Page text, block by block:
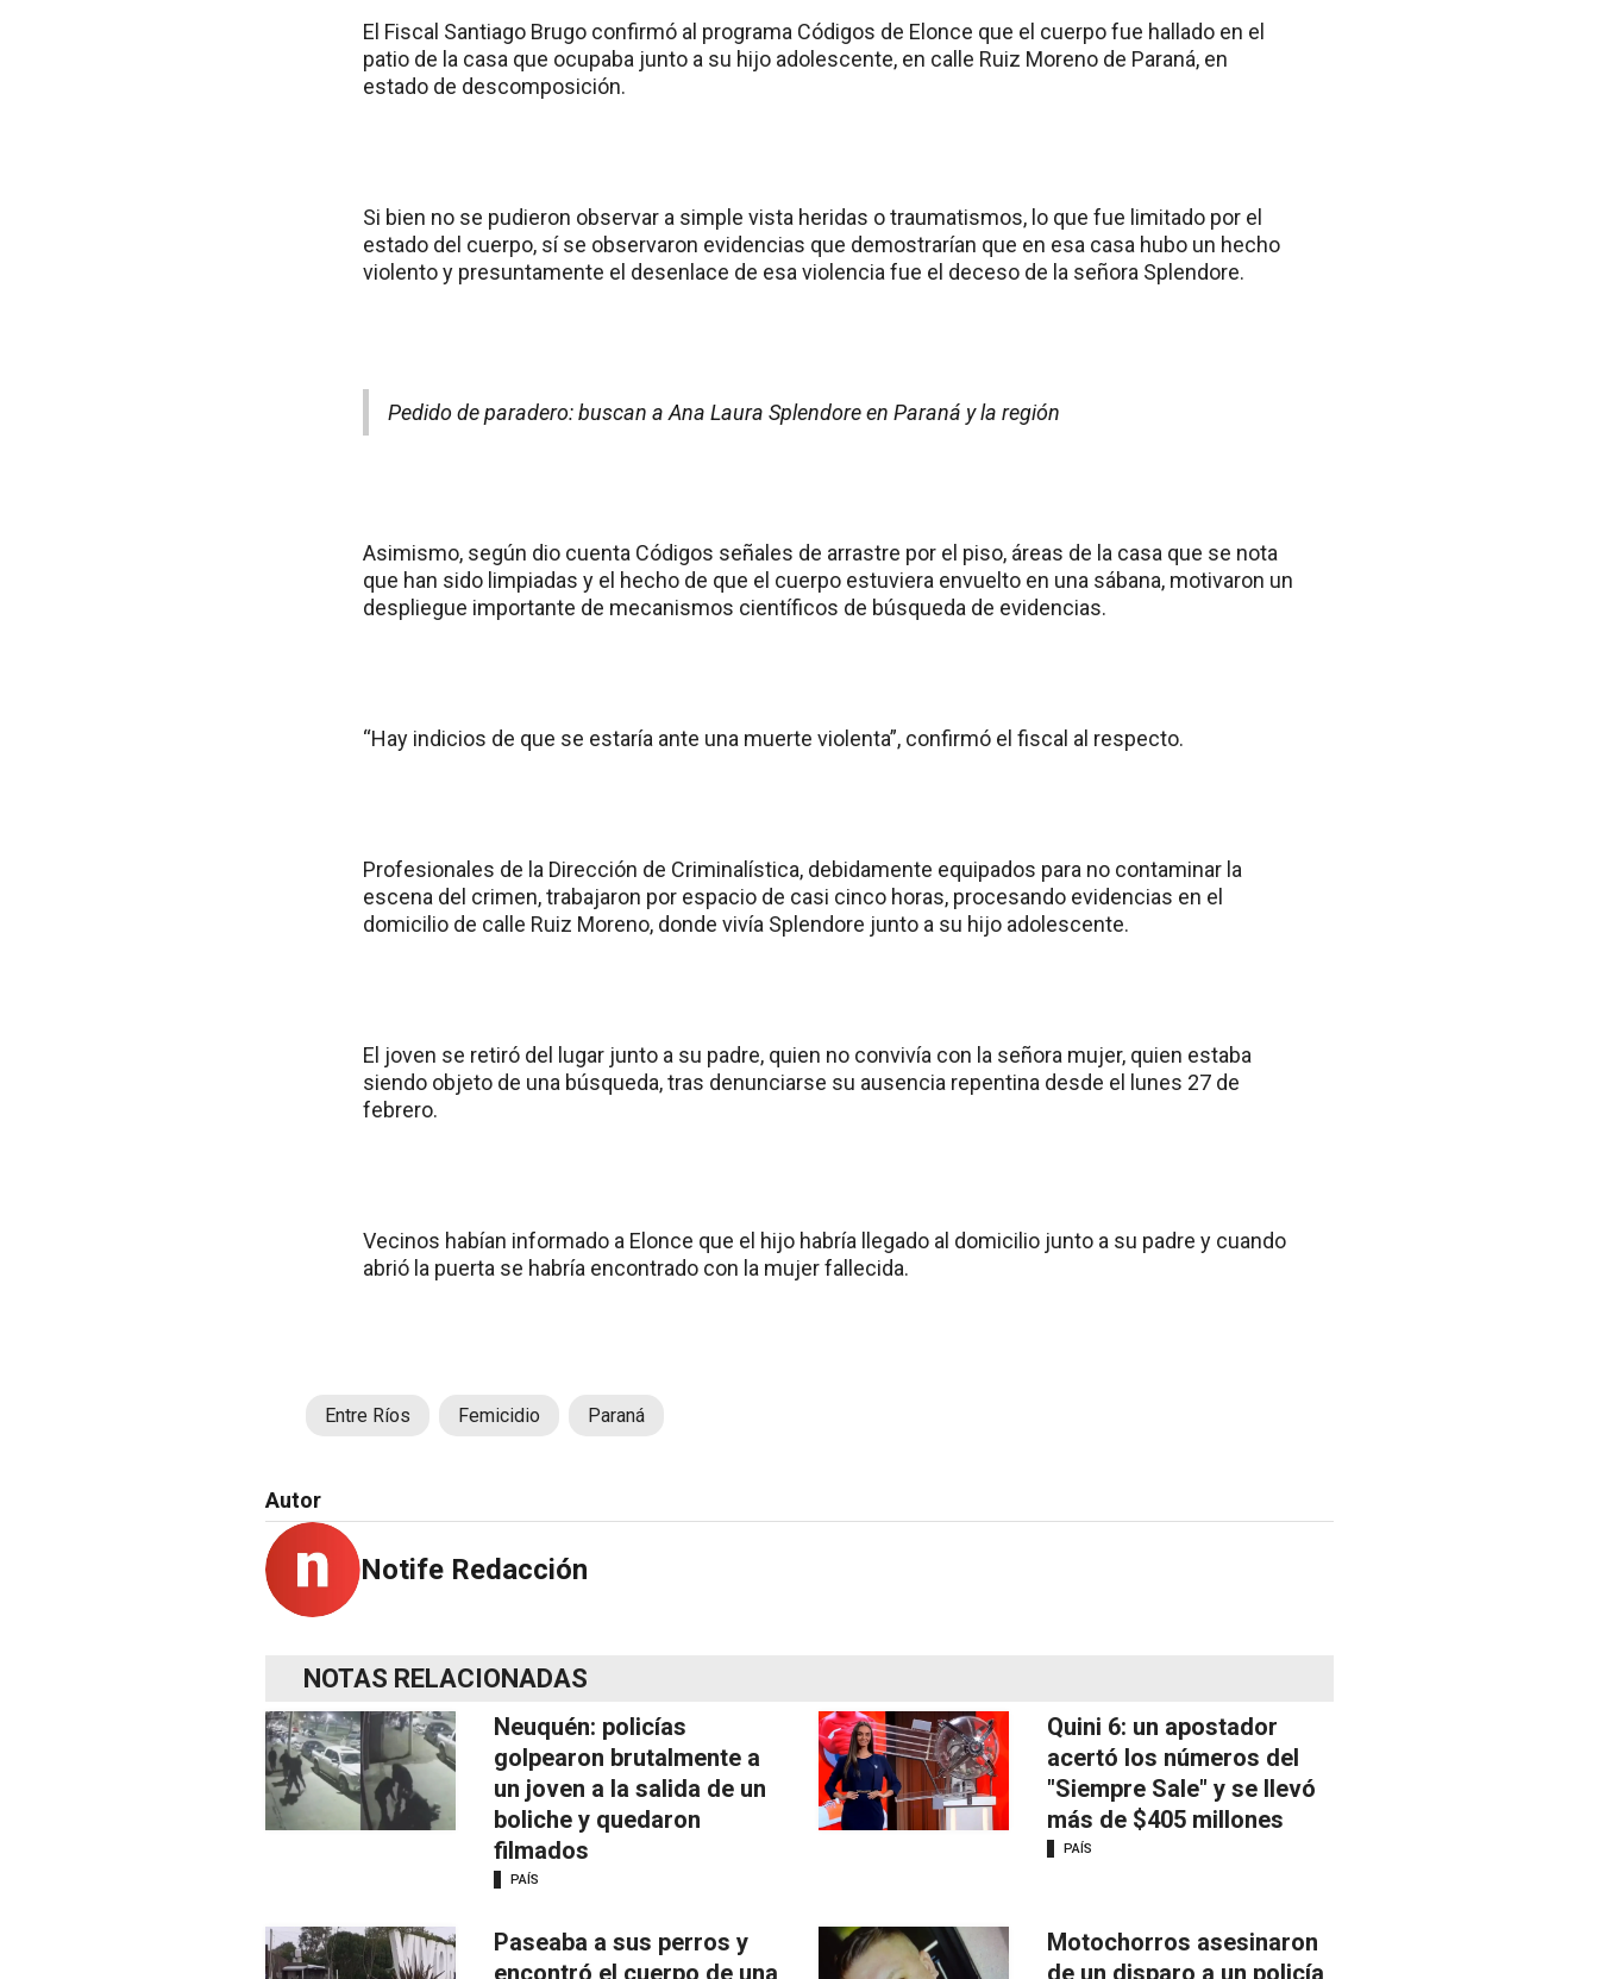
El Fiscal Santiago Brugo confirmó al programa Códigos de Elonce que el cuerpo fue hallado en el
patio de la casa que ocupaba junto a su hijo adolescente, en calle Ruiz Moreno de Paraná, en
estado de descomposición.
Si bien no se pudieron observar a simple vista heridas o traumatismos, lo que fue limitado por el
estado del cuerpo, sí se observaron evidencias que demostrarían que en esa casa hubo un hecho
violento y presuntamente el desenlace de esa violencia fue el deceso de la señora Splendore.
Pedido de paradero: buscan a Ana Laura Splendore en Paraná y la región
Asimismo, según dio cuenta Códigos señales de arrastre por el piso, áreas de la casa que se nota
que han sido limpiadas y el hecho de que el cuerpo estuviera envuelto en una sábana, motivaron un
despliegue importante de mecanismos científicos de búsqueda de evidencias.
“Hay indicios de que se estaría ante una muerte violenta”, confirmó el fiscal al respecto.
Profesionales de la Dirección de Criminalística, debidamente equipados para no contaminar la
escena del crimen, trabajaron por espacio de casi cinco horas, procesando evidencias en el
domicilio de calle Ruiz Moreno, donde vivía Splendore junto a su hijo adolescente.
El joven se retiró del lugar junto a su padre, quien no convivía con la señora mujer, quien estaba
siendo objeto de una búsqueda, tras denunciarse su ausencia repentina desde el lunes 27 de
febrero.
Vecinos habían informado a Elonce que el hijo habría llegado al domicilio junto a su padre y cuando
abrió la puerta se habría encontrado con la mujer fallecida.
Entre Ríos Femicidio Paraná
Autor
Notife Redacción
NOTAS RELACIONADAS
Neuquén: policías
golpearon brutalmente a
un joven a la salida de un
boliche y quedaron
filmados
PAÍS
Quini 6: un apostador
acertó los números del
"Siempre Sale" y se llevó
más de $405 millones
PAÍS
Paseaba a sus perros y
Motochorros asesinaron